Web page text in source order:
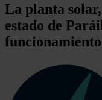
La planta
estado de